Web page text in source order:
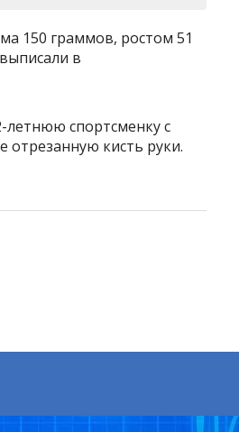
150 граммов, ростом 51
в
летнюю спортсменку с
кисть руки.